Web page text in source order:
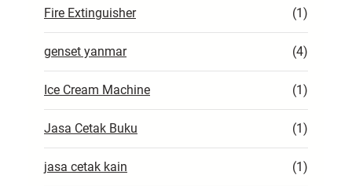
Fire Extinguisher (1)
genset yanmar (4)
Ice Cream Machine (1)
Jasa Cetak Buku (1)
jasa cetak kain (1)